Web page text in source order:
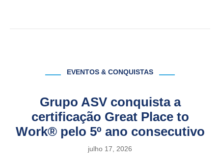
EVENTOS & CONQUISTAS
Grupo ASV conquista a
certificação Great Place to
Work® pelo 5º ano consecutivo
julho 17, 2026